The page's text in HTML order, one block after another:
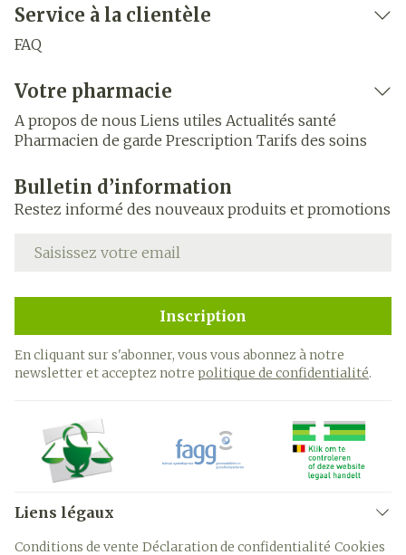
Service à la clientèle
FAQ
Votre pharmacie
A propos de nous Liens utiles Actualités santé
Pharmacien de garde Prescription Tarifs des soins
Bulletin d’information
Restez informé des nouveaux produits et promotions
Adresse mail
Inscription
En cliquant sur s'abonner, vous vous abonnez à notre
newsletter et acceptez notre politique de confidentialité.
Liens légaux
Conditions de vente Déclaration de confidentialité Cookies